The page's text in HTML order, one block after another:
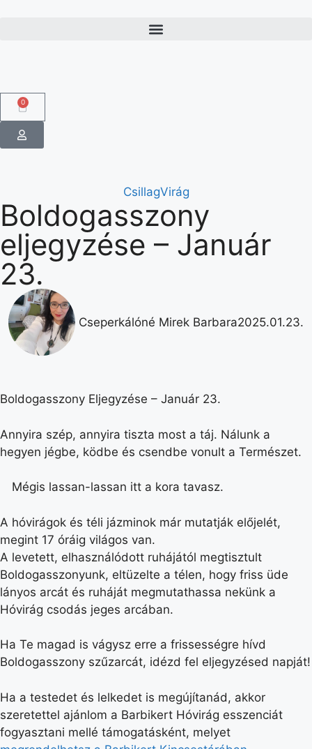
0
CsillagVirág
Boldogasszony
eljegyzése – Január
23.
Cseperkálóné Mirek Barbara2025.01.23.
Boldogasszony Eljegyzése – Január 23.
Annyira szép, annyira tiszta most a táj. Nálunk a
hegyen jégbe, ködbe és csendbe vonult a Természet.
Mégis lassan-lassan itt a kora tavasz.
A hóvirágok és téli jázminok már mutatják előjelét,
megint 17 óráig világos van.
A levetett, elhasználódott ruhájától megtisztult
Boldogasszonyunk, eltüzelte a télen, hogy friss üde
lányos arcát és ruháját megmutathassa nekünk a
Hóvirág csodás jeges arcában.
Ha Te magad is vágysz erre a frissességre hívd
Boldogasszony szűzarcát, idézd fel eljegyzésed napját!
Ha a testedet és lelkedet is megújítanád, akkor
szeretettel ajánlom a Barbikert Hóvirág esszenciát
fogyasztani mellé támogatásként, melyet